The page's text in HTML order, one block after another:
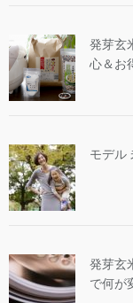
発芽玄
心＆お
モデル
発芽玄
で何が